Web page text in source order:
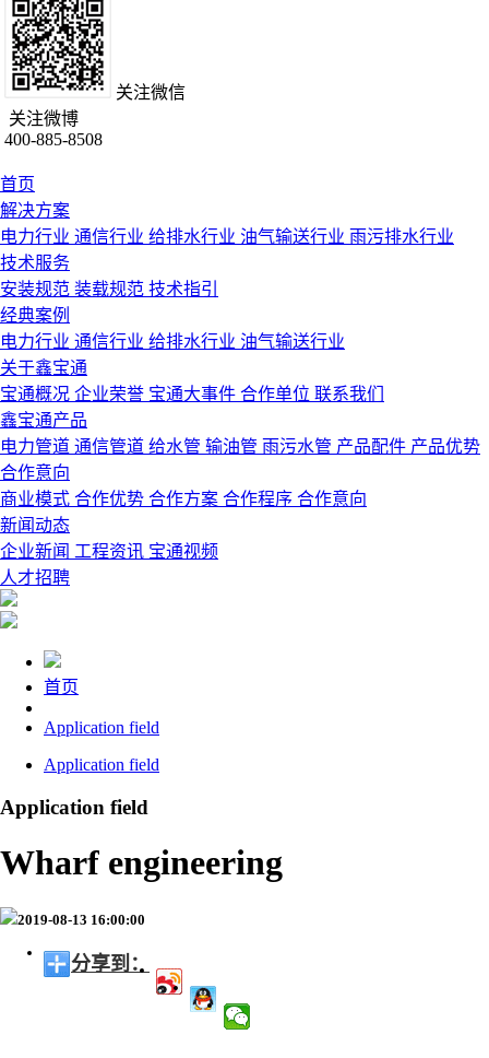
关注微信
关注微博
400-885-8508
首页
解决方案
电力行业 通信行业 给排水行业 油气输送行业 雨污排水行业
技术服务
安装规范 装载规范 技术指引
经典案例
电力行业 通信行业 给排水行业 油气输送行业
关于鑫宝通
宝通概况 企业荣誉 宝通大事件 合作单位 联系我们
鑫宝通产品
电力管道 通信管道 给水管 输油管 雨污水管 产品配件 产品优势
合作意向
商业模式 合作优势 合作方案 合作程序 合作意向
新闻动态
企业新闻 工程资讯 宝通视频
人才招聘
首页
Application field
Application field
Application field
Wharf engineering
2019-08-13 16:00:00
分享到：